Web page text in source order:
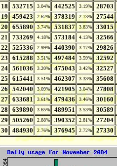
18 532715 3.04% 442525 3.19% 28703
19 459423 2.62% 378319 2.73% 27544
20 655890 3.74% 531837 3.83% 33015
21 733269 4.18% 573184 4.13% 32566
22 525336 2.99% 440390 3.17% 29826
23 615288 3.51% 497484 3.59% 32592
24 561036 3.20% 475043 3.42% 32527
25 615441 3.51% 462307 3.33% 35608
26 542040 3.09% 421905 3.04% 27808
27 633681 3.61% 479436 3.46% 30160
28 639890 3.65% 489951 3.53% 30589
29 505260 2.88% 390352 2.81% 27204
30 484930 2.76% 376945 2.72% 27330